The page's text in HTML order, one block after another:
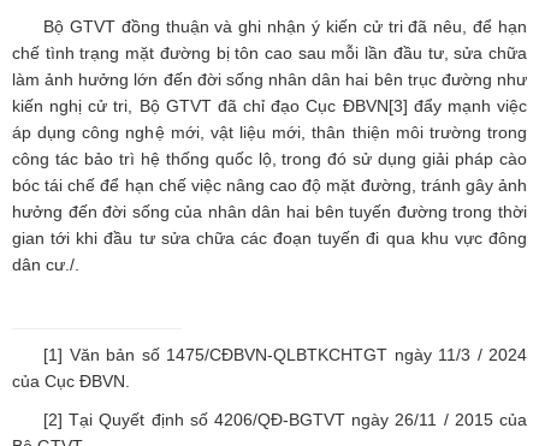
Bộ GTVT đồng thuận và ghi nhận ý kiến cử tri đã nêu, để hạn
chế tình trạng mặt đường bị tôn cao sau mỗi lần đầu tư, sửa chữa
làm ảnh hưởng lớn đến đời sống nhân dân hai bên trục đường như
kiến nghị cử tri, Bộ GTVT đã chỉ đạo Cục ĐBVN[3] đẩy mạnh việc
áp dụng công nghệ mới, vật liệu mới, thân thiện môi trường trong
công tác bảo trì hệ thống quốc lộ, trong đó sử dụng giải pháp cào
bóc tái chế để hạn chế việc nâng cao độ mặt đường, tránh gây ảnh
hưởng đến đời sống của nhân dân hai bên tuyến đường trong thời
gian tới khi đầu tư sửa chữa các đoạn tuyến đi qua khu vực đông
dân cư./.
[1] Văn bản số 1475/CĐBVN-QLBTKCHTGT ngày 11/3 / 2024
của Cục ĐBVN.
[2] Tại Quyết định số 4206/QĐ-BGTVT ngày 26/11 / 2015 của